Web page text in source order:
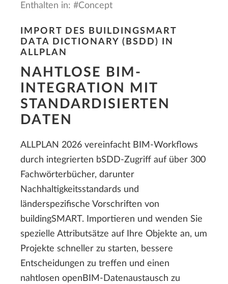
Enthalten in: #Concept
IMPORT DES BUILDINGSMART
DATA DICTIONARY (BSDD) IN
ALLPLAN
NAHTLOSE BIM-
INTEGRATION MIT
STANDARDISIERTEN
DATEN
ALLPLAN 2026 vereinfacht BIM-Workflows
durch integrierten bSDD-Zugriff auf über 300
Fachwörterbücher, darunter
Nachhaltigkeitsstandards und
länderspezifische Vorschriften von
buildingSMART. Importieren und wenden Sie
spezielle Attributsätze auf Ihre Objekte an, um
Projekte schneller zu starten, bessere
Entscheidungen zu treffen und einen
nahtlosen openBIM-Datenaustausch zu